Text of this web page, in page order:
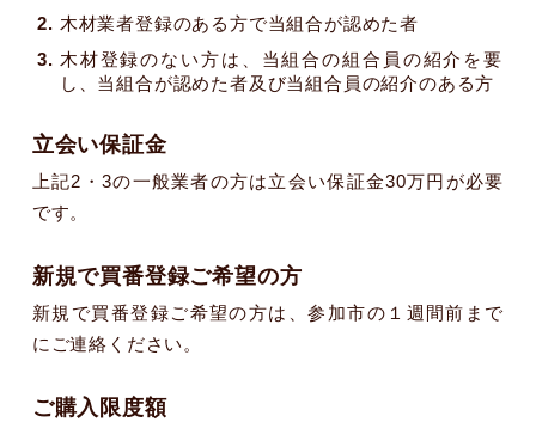
木材業者登録のある方で当組合が認めた者
木材登録のない方は、当組合の組合員の紹介を要
し、当組合が認めた者及び当組合員の紹介のある方
立会い保証金
上記2・3の一般業者の方は立会い保証金30万円が必要
です。
新規で買番登録ご希望の方
新規で買番登録ご希望の方は、参加市の１週間前まで
にご連絡ください。
ご購入限度額